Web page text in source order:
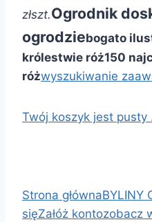
złszt.Ogrodnik
ogrodziebogato
królestwie róż150
różwyszukiwanie
Twój koszyk jest pusty
Strona głównaBYLINY
sięZałóż kontozobacz